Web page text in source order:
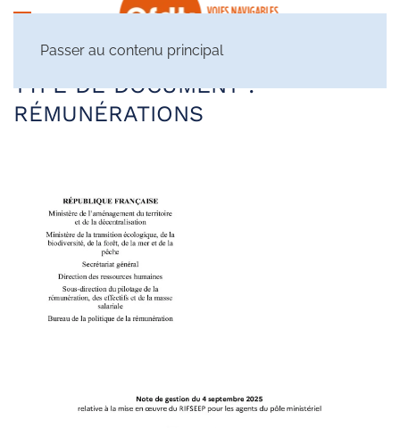
Passer au contenu principal
TYPE DE DOCUMENT :
RÉMUNÉRATIONS